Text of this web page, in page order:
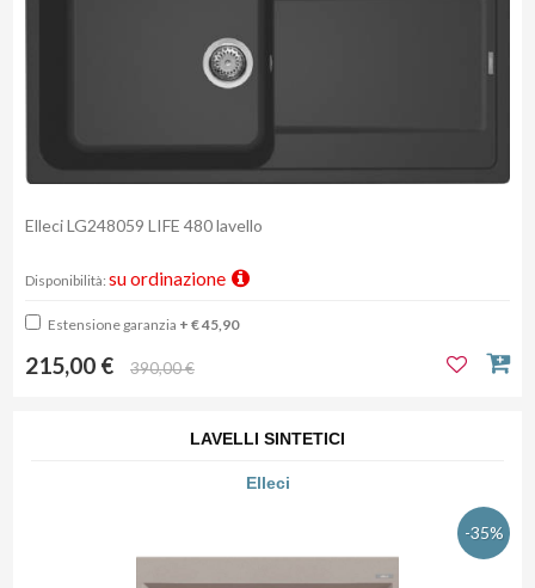
Elleci LG248059 LIFE 480 lavello
Disponibilità: su ordinazione
Estensione garanzia + € 45,90
215,00 € 390,00 €
LAVELLI SINTETICI
Elleci
-35%